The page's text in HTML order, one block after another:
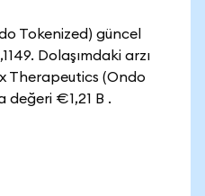
Tokenized) güncel
Dolaşımdaki arzı
Therapeutics (Ondo
değeri €1,21 B .